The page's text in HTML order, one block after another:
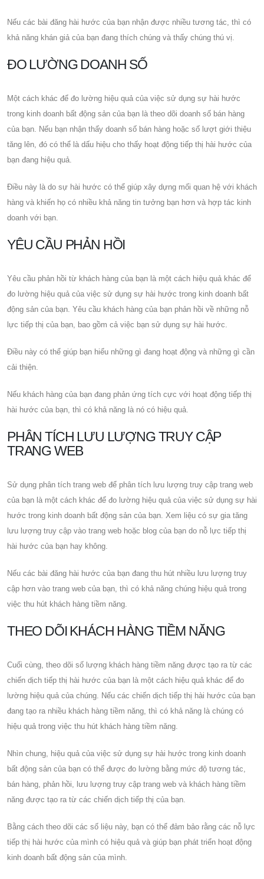
Nếu các bài đăng hài hước của bạn nhận được nhiều tương tác, thì có
khả năng khán giả của bạn đang thích chúng và thấy chúng thú vị.
ĐO LƯỜNG DOANH SỐ
Một cách khác để đo lường hiệu quả của việc sử dụng sự hài hước
trong kinh doanh bất động sản của bạn là theo dõi doanh số bán hàng
của bạn. Nếu bạn nhận thấy doanh số bán hàng hoặc số lượt giới thiệu
tăng lên, đó có thể là dấu hiệu cho thấy hoạt động tiếp thị hài hước của
bạn đang hiệu quả.
Điều này là do sự hài hước có thể giúp xây dựng mối quan hệ với khách
hàng và khiến họ có nhiều khả năng tin tưởng bạn hơn và hợp tác kinh
doanh với bạn.
YÊU CẦU PHẢN HỒI
Yêu cầu phản hồi từ khách hàng của bạn là một cách hiệu quả khác để
đo lường hiệu quả của việc sử dụng sự hài hước trong kinh doanh bất
động sản của bạn. Yêu cầu khách hàng của bạn phản hồi về những nỗ
lực tiếp thị của bạn, bao gồm cả việc bạn sử dụng sự hài hước.
Điều này có thể giúp bạn hiểu những gì đang hoạt động và những gì cần
cải thiện.
Nếu khách hàng của bạn đang phản ứng tích cực với hoạt động tiếp thị
hài hước của bạn, thì có khả năng là nó có hiệu quả.
PHÂN TÍCH LƯU LƯỢNG TRUY CẬP
TRANG WEB
Sử dụng phân tích trang web để phân tích lưu lượng truy cập trang web
của bạn là một cách khác để đo lường hiệu quả của việc sử dụng sự hài
hước trong kinh doanh bất động sản của bạn. Xem liệu có sự gia tăng
lưu lượng truy cập vào trang web hoặc blog của bạn do nỗ lực tiếp thị
hài hước của bạn hay không.
Nếu các bài đăng hài hước của bạn đang thu hút nhiều lưu lượng truy
cập hơn vào trang web của bạn, thì có khả năng chúng hiệu quả trong
việc thu hút khách hàng tiềm năng.
THEO DÕI KHÁCH HÀNG TIỀM NĂNG
Cuối cùng, theo dõi số lượng khách hàng tiềm năng được tạo ra từ các
chiến dịch tiếp thị hài hước của bạn là một cách hiệu quả khác để đo
lường hiệu quả của chúng. Nếu các chiến dịch tiếp thị hài hước của bạn
đang tạo ra nhiều khách hàng tiềm năng, thì có khả năng là chúng có
hiệu quả trong việc thu hút khách hàng tiềm năng.
Nhìn chung, hiệu quả của việc sử dụng sự hài hước trong kinh doanh
bất động sản của bạn có thể được đo lường bằng mức độ tương tác,
bán hàng, phản hồi, lưu lượng truy cập trang web và khách hàng tiềm
năng được tạo ra từ các chiến dịch tiếp thị của bạn.
Bằng cách theo dõi các số liệu này, bạn có thể đảm bảo rằng các nỗ lực
tiếp thị hài hước của mình có hiệu quả và giúp bạn phát triển hoạt động
kinh doanh bất động sản của mình.